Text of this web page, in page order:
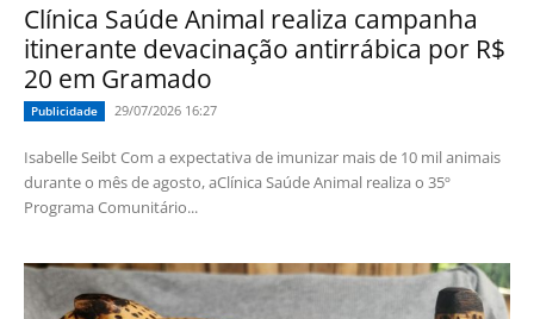
Clínica Saúde Animal realiza campanha
itinerante devacinação antirrábica por R$
20 em Gramado
Publicidade 29/07/2026 16:27
Isabelle Seibt Com a expectativa de imunizar mais de 10 mil animais
durante o mês de agosto, aClínica Saúde Animal realiza o 35º
Programa Comunitário...